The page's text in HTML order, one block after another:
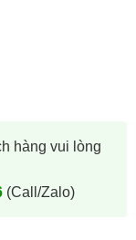
hàng vui lòng
(Call/Zalo)